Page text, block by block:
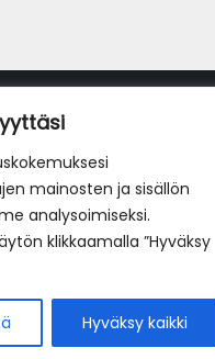
mainosten ja sisällön
analysoimiseksi.
klikkaamalla ”Hyväksy
Hyväksy kaikki